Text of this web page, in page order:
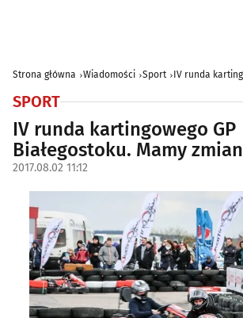
Strona główna Wiadomości Sport IV runda
SPORT
IV runda kartingowego GP
Białegostoku. Mamy
2017.08.02 11:12